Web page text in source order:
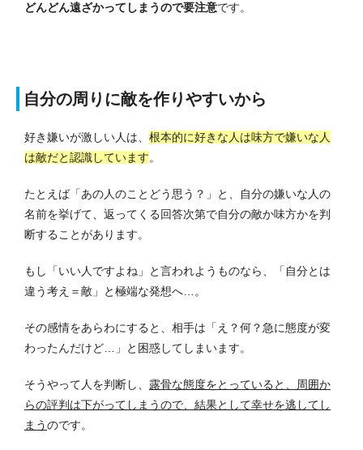
どんどん遠ざかってしまうので要注意です。
自分の周りに敵を作りやすいから
好き嫌いが激しい人は、 根本的に好きな人は味方で嫌いな人
は敵だと認識しています。
たとえば「あの人のことどう思う？」と、自分の嫌いな人の
名前を挙げて、返ってくる回答次第で自分の敵か味方かを判
断することがあります。
もし「いい人ですよね」と言われようものなら、「自分とは
違う考え＝敵」と極端な発想へ…。
その感情をあらわにすると、相手は「え？何？急に態度が変
わったんだけど…」と困惑してしまいます。
そうやって人を判断し、 露骨な態度をとっていると、周囲か
らの評判は下がってしまうので、結果として幸せを逃してし
まうのです。